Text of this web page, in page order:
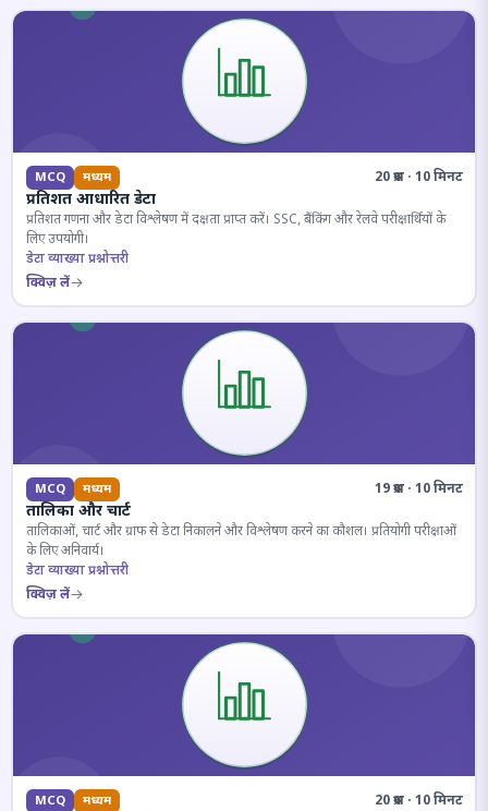
MCQ मध्यम 20 प्रश्न · 10 मिनट
प्रतिशत आधारित डेटा
प्रतिशत गणना और डेटा विश्लेषण में दक्षता प्राप्त करें। SSC, बैंकिंग और रेलवे परीक्षार्थियों के
लिए उपयोगी।
डेटा व्याख्या प्रश्नोत्तरी
क्विज़ लें
MCQ मध्यम 19 प्रश्न · 10 मिनट
तालिका और चार्ट
तालिकाओं, चार्ट और ग्राफ से डेटा निकालने और विश्लेषण करने का कौशल। प्रतियोगी परीक्षाओं
के लिए अनिवार्य।
डेटा व्याख्या प्रश्नोत्तरी
क्विज़ लें
MCQ मध्यम 20 प्रश्न · 10 मिनट